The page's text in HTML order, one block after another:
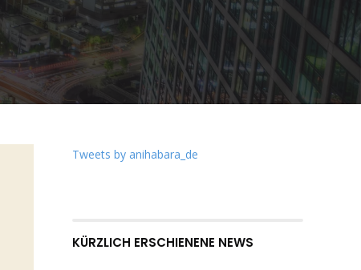
Tweets by anihabara_de
KÜRZLICH ERSCHIENENE NEWS